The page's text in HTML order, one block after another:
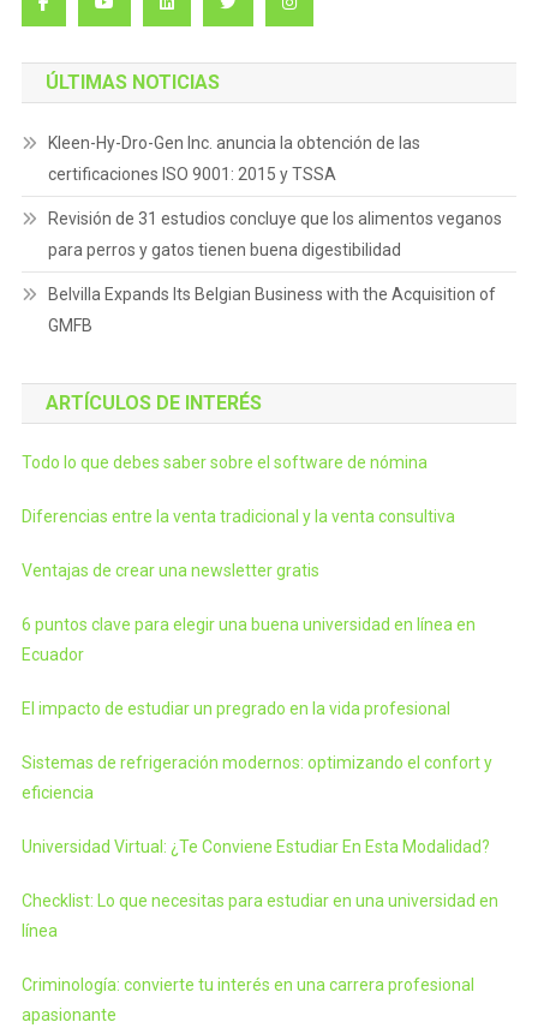
ÚLTIMAS NOTICIAS
Kleen-Hy-Dro-Gen Inc. anuncia la obtención de las
certificaciones ISO 9001: 2015 y TSSA
Revisión de 31 estudios concluye que los alimentos veganos
para perros y gatos tienen buena digestibilidad
Belvilla Expands Its Belgian Business with the Acquisition of
GMFB
ARTÍCULOS DE INTERÉS
Todo lo que debes saber sobre el software de nómina
Diferencias entre la venta tradicional y la venta consultiva
Ventajas de crear una newsletter gratis
6 puntos clave para elegir una buena universidad en línea en
Ecuador
El impacto de estudiar un pregrado en la vida profesional
Sistemas de refrigeración modernos: optimizando el confort y
eficiencia
Universidad Virtual: ¿Te Conviene Estudiar En Esta Modalidad?
Checklist: Lo que necesitas para estudiar en una universidad en
línea
Criminología: convierte tu interés en una carrera profesional
apasionante